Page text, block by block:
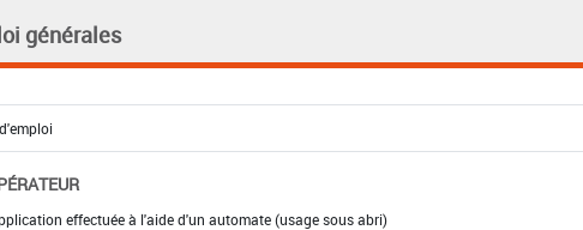
générales
effectuée à l'aide d'un automate (usage sous abri)